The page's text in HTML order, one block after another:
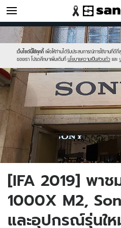
ไอที
เว็บไซต์นี้ใช้คุกกี้ เพื่อให้ท่านได้รับประสบการณ์การใช้งานที่ดีที่
ของเรา โปรดศึกษาเพิ่มเติมที่ นโยบายความเป็นส่วนตัว และ
Sanook
//s.isanook.com/sr/0/images/logo-
new-
sanook.png
600
60
//s.isanook.com/hi/0/ud/296/1484205/
[IFA 2019] พา
1000X M2,
และอุปกรณ์รุ่นใ